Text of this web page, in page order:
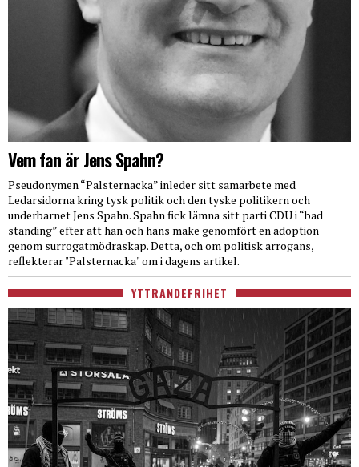
Vem fan är Jens Spahn?
Pseudonymen “Palsternacka” inleder sitt samarbete med
Ledarsidorna kring tysk politik och den tyske politikern och
underbarnet Jens Spahn. Spahn fick lämna sitt parti CDU i “bad
standing” efter att han och hans make genomfört en adoption
genom surrogatmödraskap. Detta, och om politisk arrogans,
reflekterar "Palsternacka" om i dagens artikel.
YTTRANDEFRIHET